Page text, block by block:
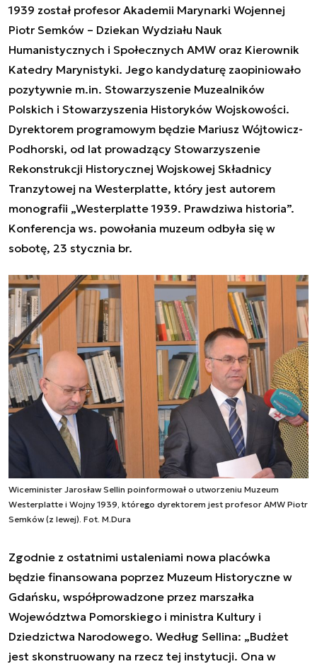
1939 został profesor Akademii Marynarki Wojennej
Piotr Semków – Dziekan Wydziału Nauk
Humanistycznych i Społecznych AMW oraz Kierownik
Katedry Marynistyki. Jego kandydaturę zaopiniowało
pozytywnie m.in. Stowarzyszenie Muzealników
Polskich i Stowarzyszenia Historyków Wojskowości.
Dyrektorem programowym będzie Mariusz Wójtowicz-
Podhorski, od lat prowadzący Stowarzyszenie
Rekonstrukcji Historycznej Wojskowej Składnicy
Tranzytowej na Westerplatte, który jest autorem
monografii „Westerplatte 1939. Prawdziwa historia”.
Konferencja ws. powołania muzeum odbyła się w
sobotę, 23 stycznia br.
Wiceminister Jarosław Sellin poinformował o utworzeniu Muzeum
Westerplatte i Wojny 1939, którego dyrektorem jest profesor AMW Piotr
Semków (z lewej). Fot. M.Dura
Zgodnie z ostatnimi ustaleniami nowa placówka
będzie finansowana poprzez Muzeum Historyczne w
Gdańsku, współprowadzone przez marszałka
Województwa Pomorskiego i ministra Kultury i
Dziedzictwa Narodowego. Według Sellina: „Budżet
jest skonstruowany na rzecz tej instytucji. Ona w